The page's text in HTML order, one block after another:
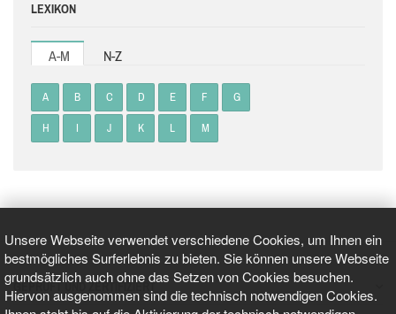
Unsere Webseite verwendet verschiedene Cookies, um Ihnen ein
bestmögliches Surferlebnis zu bieten. Sie können unsere Webseite
grundsätzlich auch ohne das Setzen von Cookies besuchen.
Hiervon ausgenommen sind die technisch notwendigen Cookies.
LEXIKON
A-M N-Z
A B C D E F G
H I J K L M
GEPRÜFT UND ZERTIFIZIERT